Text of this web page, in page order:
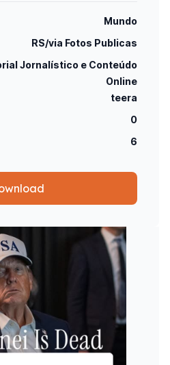
Mundo
RS/via Fotos Publicas
Jornalístico e Conteúdo
Online
teera
0
6